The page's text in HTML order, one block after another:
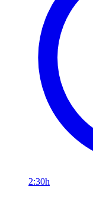
2:30h